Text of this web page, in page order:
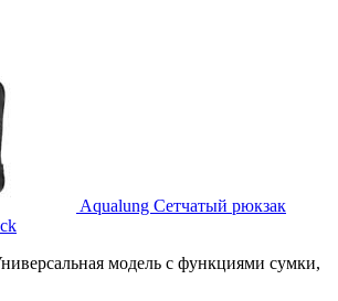
Aqualung Сетчатый рюкзак
модель с функциями сумки,